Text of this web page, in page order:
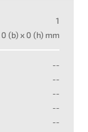
1
0 (b) x 0 (h) mm
--
--
--
--
--